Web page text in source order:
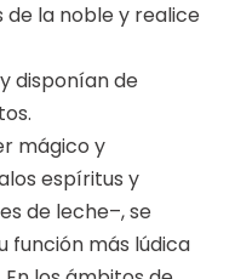
de la noble y realice
disponían de
mágico y
espíritus y
de leche–, se
función más lúdica